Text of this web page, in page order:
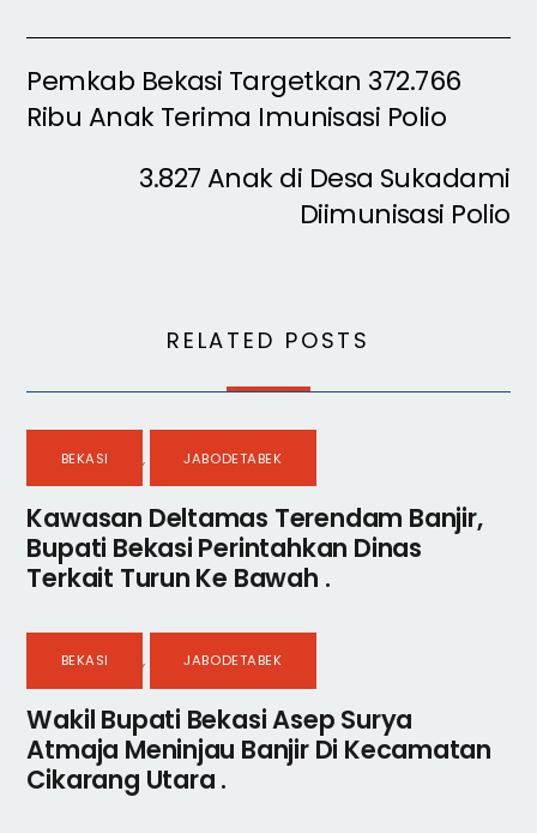
Pemkab Bekasi Targetkan 372.766
Ribu Anak Terima Imunisasi Polio
3.827 Anak di Desa Sukadami
Diimunisasi Polio
RELATED POSTS
BEKASI , JABODETABEK
Kawasan Deltamas Terendam Banjir,
Bupati Bekasi Perintahkan Dinas
Terkait Turun Ke Bawah .
BEKASI , JABODETABEK
Wakil Bupati Bekasi Asep Surya
Atmaja Meninjau Banjir Di Kecamatan
Cikarang Utara .